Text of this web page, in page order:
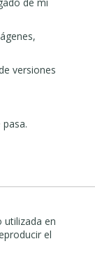
versiones
utilizada en
el